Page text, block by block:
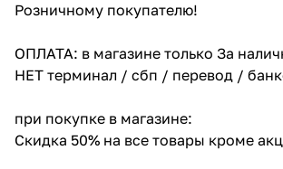
Розничному покупателю!
ОПЛАТА: в магазине только За
НЕТ терминал / сбп / перевод /
при покупке в магазине:
Скидка 50% на все товары кроме